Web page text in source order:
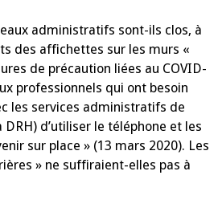
administratifs sont-ils clos, à
des affichettes sur les murs «
de précaution liées au COVID-
professionnels qui ont besoin
les services administratifs de
d’utiliser le téléphone et les
sur place » (13 mars 2020). Les
» ne suffiraient-elles pas à